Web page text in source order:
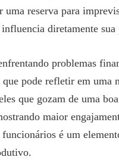
uma reserva para
diretamente
problemas
que pode refletir em uma
que gozam de uma
maior
é um